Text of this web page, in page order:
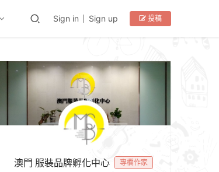
Sign in Sign up 投稿
澳門 服裝品牌孵化中心 專欄作家